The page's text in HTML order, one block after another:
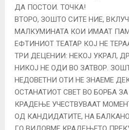
ДА ПОСТОИ. ТОЧКА!
ВТОРО, ЗОШТО СИТЕ НИЕ,
МАЛКУМИНАТА КОИ ИМААТ
ЕФТИНИОТ ТЕАТАР КОЈ НЕ
ТРИ ДЕЦЕНИИ: НЕКОЈ УКРАЛ,
НИКОЈ НЕ ОДИ ВО ЗАТВОР.
НЕДОВЕТНИ ОТИ НЕ ЗНАЕМЕ
ОСТАНАТИОТ СВЕТ ВО БОРБА
КРАДЕЊЕ УЧЕСТВУВААТ
ОД КАНДИДАТИТЕ, НА